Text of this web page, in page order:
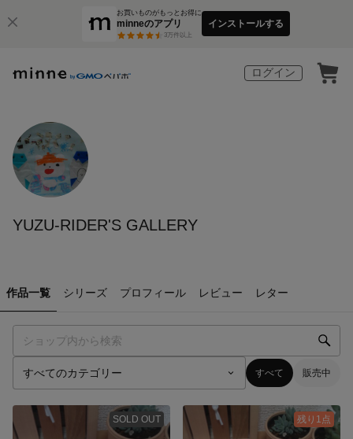
お買いものがもっとお得に
minneのアプリ
3万件以上
インストールする
ログイン
YUZU-RIDER'S GALLERY
作品一覧 シリーズ プロフィール レビュー レター
すべて 販売中
SOLD OUT 残り1点